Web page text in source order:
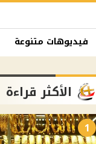
فيديوهات متنوعة
الأكثر قراءة
1